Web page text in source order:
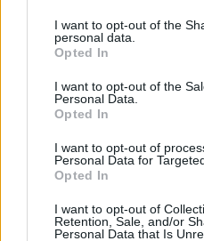
not limited to your visit or
grant or deny consent to
use your data for below
consent section.
I want to opt-out of the
personal data.
Opted In
I want to opt-out of the
Personal Data.
Opted In
I want to opt-out of
Personal Data for
Opted In
I want to opt-out of
Retention, Sale, and/or
Personal Data that Is
A tavalyi augusztus 20-i
volt egy fokkal jobb, mert
magyar film is, amit addig
Idén azonban ilyesfajta
már hagyományossá vált
Ezt adják a tévék
ünnepén